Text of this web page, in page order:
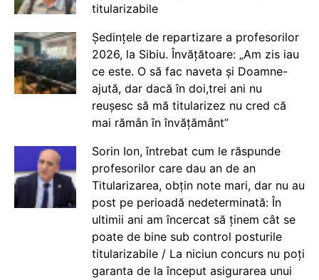
titularizabile
Ședințele de repartizare a profesorilor
2026, la Sibiu. Învățătoare: „Am zis iau
ce este. O să fac naveta și Doamne-
ajută, dar dacă în doi,trei ani nu
reușesc să mă titularizez nu cred că
mai rămân în învățământ”
Sorin Ion, întrebat cum le răspunde
profesorilor care dau an de an
Titularizarea, obțin note mari, dar nu au
post pe perioadă nedeterminată: În
ultimii ani am încercat să ținem cât se
poate de bine sub control posturile
titularizabile / La niciun concurs nu poți
garanta de la început asigurarea unui